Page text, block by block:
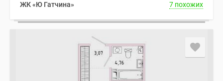
ЖК «Ю Гатчина»
7 похожих